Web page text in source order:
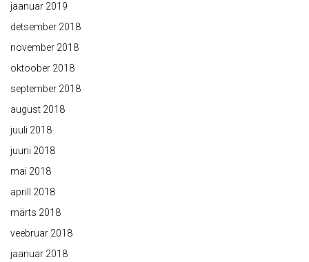
jaanuar 2019
detsember 2018
november 2018
oktoober 2018
september 2018
august 2018
juuli 2018
juuni 2018
mai 2018
aprill 2018
märts 2018
veebruar 2018
jaanuar 2018